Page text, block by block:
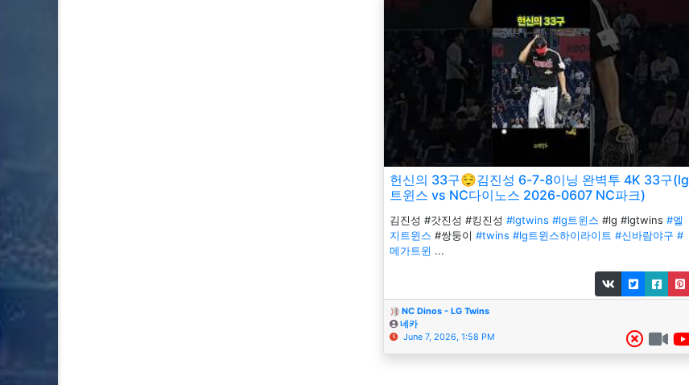
헌신의 33구😌김진성 6-7-8이닝 완벽투 4K 33구(lg
트윈스 vs NC다이노스 2026-0607 NC파크)
김진성 #갓진성 #킹진성 #lgtwins #lg트윈스 #lg #lgtwins #엘
지트윈스 #쌍둥이 #twins #lg트윈스하이라이트 #신바람야구 #
메가트윈 ...
NC Dinos - LG Twins
네카
June 7, 2026, 1:58 PM